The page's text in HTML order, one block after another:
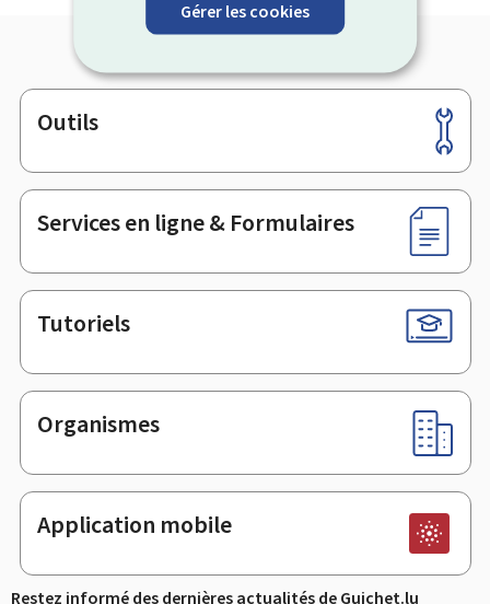
Gérer les cookies
Pied
de
page
Outils
Services en ligne & Formulaires
Tutoriels
Organismes
Application mobile
Restez informé des dernières actualités de Guichet.lu